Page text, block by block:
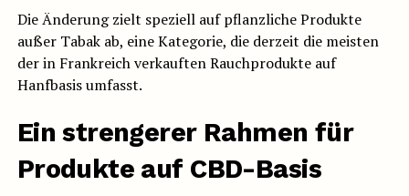
Die Änderung zielt speziell auf pflanzliche Produkte
außer Tabak ab, eine Kategorie, die derzeit die meisten
der in Frankreich verkauften Rauchprodukte auf
Hanfbasis umfasst.
Ein strengerer Rahmen für
Produkte auf CBD-Basis